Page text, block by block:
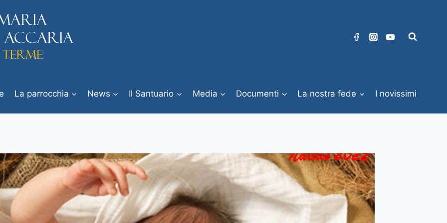
La parrocchia News Il Santuario Media Documenti La nostra fede I novissimi